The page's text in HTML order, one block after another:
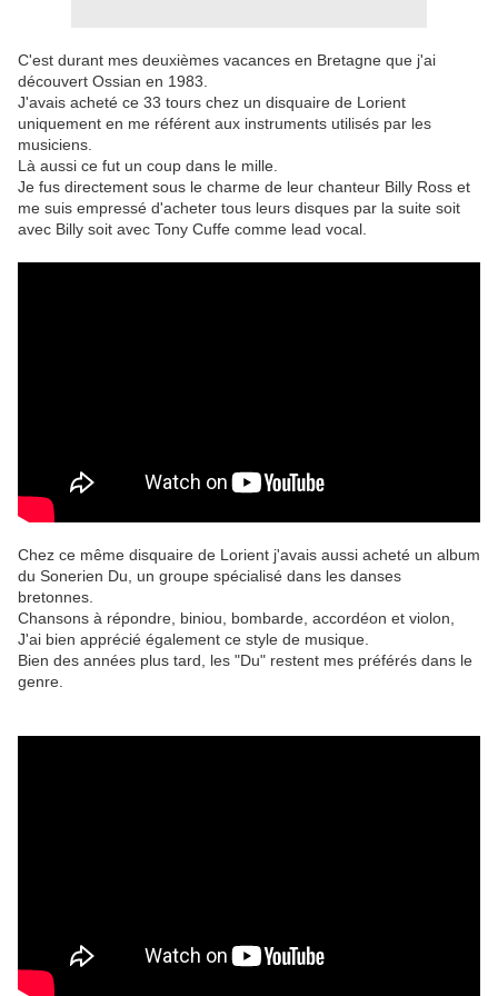
C'est durant mes deuxièmes vacances en Bretagne que j'ai
découvert Ossian en 1983.
J'avais acheté ce 33 tours chez un disquaire de Lorient
uniquement en me référent aux instruments utilisés par les
musiciens.
Là aussi ce fut un coup dans le mille.
Je fus directement sous le charme de leur chanteur Billy Ross et
me suis empressé d'acheter tous leurs disques par la suite soit
avec Billy soit avec Tony Cuffe comme lead vocal.
Chez ce même disquaire de Lorient j'avais aussi acheté un album
du Sonerien Du, un groupe spécialisé dans les danses
bretonnes.
Chansons à répondre, biniou, bombarde, accordéon et violon,
J'ai bien apprécié également ce style de musique.
Bien des années plus tard, les "Du" restent mes préférés dans le
genre.